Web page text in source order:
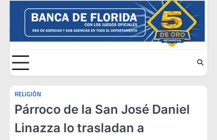
RELIGIÓN
Párroco de la San José Daniel
Linazza lo trasladan a